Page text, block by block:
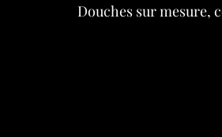
Douches sur mesure,